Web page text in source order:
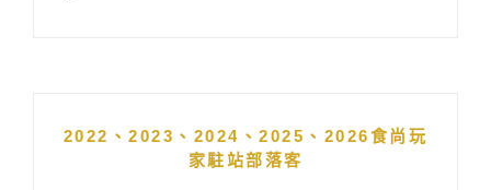
2022、2023、2024、2025、2026食尚玩
家駐站部落客